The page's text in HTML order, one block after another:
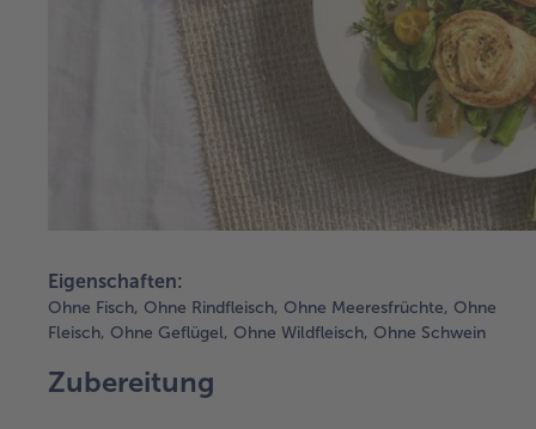
Eigenschaften:
Ohne Fisch, Ohne Rindfleisch, Ohne Meeresfrüchte, Ohne
Fleisch, Ohne Geflügel, Ohne Wildfleisch, Ohne Schwein
Zubereitung